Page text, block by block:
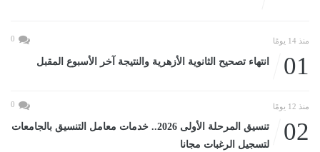
منذ 14 يومًا 0
01 انتهاء تصحيح الثانوية الأزهرية والنتيجة آخر الأسبوع المقبل
منذ 12 يومًا 0
02
تنسيق المرحلة الأولى 2026.. خدمات معامل التنسيق بالجامعات
لتسجيل الرغبات مجانا